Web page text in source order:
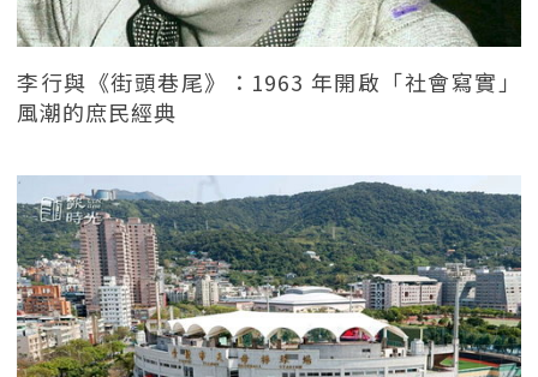
李行與《街頭巷尾》：1963 年開啟「社會寫實」
風潮的庶民經典